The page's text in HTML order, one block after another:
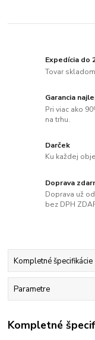
Expedícia do
Tovar
Garancia
Pri viac ako
na trhu.
Darček
Ku každej
Doprava
Doprava už
bez DPH
Kompletné špecifikácie
Parametre
Kompletné